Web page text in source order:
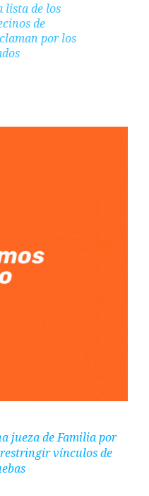
lista de los
de
por los
jueza de Familia por
vínculos de